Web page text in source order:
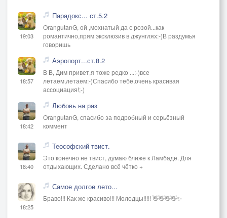
19:03
Парадокс... ст.5.2
OrangutanG, ой ,мохнатый да с розой...как
романтично,прям эксклюзив в джунглях:-)В раздумья
говоришь
18:57
Аэропорт...ст.8.2
В В, Дим привет,я тоже редко ...:-)все
летаем,летаем:-)Спасибо тебе,очень красивая
ассоциация!;-)
18:42
Любовь на раз
OrangutanG, спасибо за подробный и серьёзный
коммент
18:40
Теософский твист.
Это конечно не твист, думаю ближе к Ламбаде. Для
отдыхающих. Сделано всё чётко +
18:25
Самое долгое лето...
Браво!!! Как же красиво!!! Молодцы!!!!! 👋👋👋👋✨